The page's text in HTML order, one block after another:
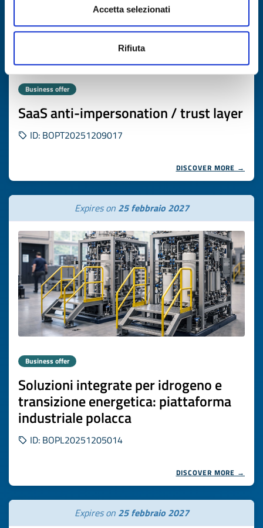
Accetta selezionati
Rifiuta
Business offer
SaaS anti-impersonation / trust layer
ID: BOPT20251209017
DISCOVER MORE →
Expires on 25 febbraio 2027
Business offer
Soluzioni integrate per idrogeno e
transizione energetica: piattaforma
industriale polacca
ID: BOPL20251205014
DISCOVER MORE →
Expires on 25 febbraio 2027